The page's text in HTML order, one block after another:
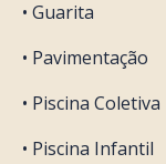
• Guarita
• Pavimentação
• Piscina Coletiva
• Piscina Infantil